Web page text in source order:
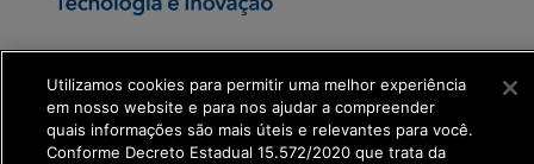
SETDIG | Secretaria-
Executiva de
Transformação Digital
Utilizamos cookies para permitir uma melhor experiência
em nosso website e para nos ajudar a compreender
quais informações são mais úteis e relevantes para você.
Conforme Decreto Estadual 15.572/2020 que trata da